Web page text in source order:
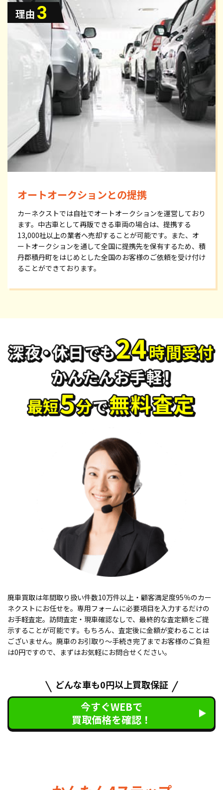
オートオークションとの提携
カーネクストでは自社でオートオークションを運営しており
ます。中古車として再販できる車両の場合は、提携する
13,000社以上の業者へ売却することが可能です。また、オ
ートオークションを通して全国に提携先を保有するため、積
丹郡積丹町をはじめとした全国のお客様のご依頼を受け付け
ることができております。
廃車買取は年間取り扱い件数10万件以上・顧客満足度95％のカー
ネクストにお任せを。専用フォームに必要項目を入力するだけの
お手軽査定。訪問査定・現車確認なしで、最終的な査定額をご提
示することが可能です。もちろん、査定後に金額が変わることは
ございません。廃車のお引取り〜手続き完了までお客様のご負担
は0円ですので、まずはお気軽にお問合せください。
どんな車も0円以上買取保証
今すぐWEBで
買取価格を確認！